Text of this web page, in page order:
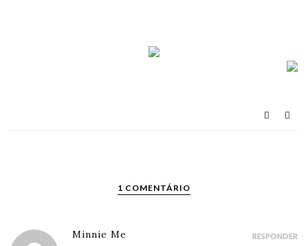
1 COMENTÁRIO
Minnie Me RESPONDER